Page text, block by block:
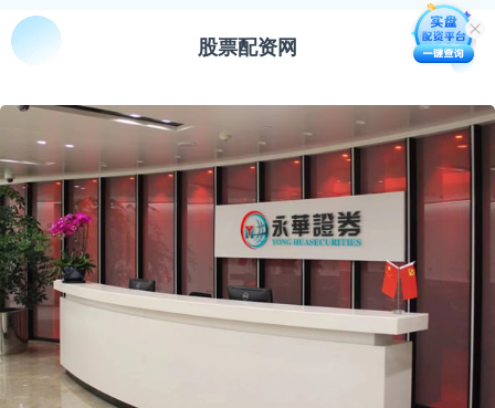
股票配资网